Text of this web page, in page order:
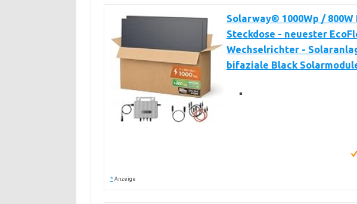
Solarway® 1000Wp /
Steckdose - neuester
Wechselrichter -
bifaziale Black
* Anzeige